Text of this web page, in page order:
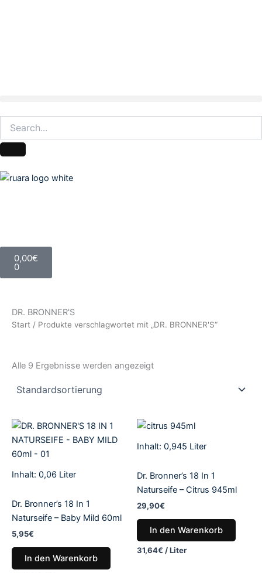
0,00€
0
Warenkorb
DR. BRONNER'S
Start / Produkte verschlagwortet mit „DR. BRONNER'S“
Alle 9 Ergebnisse werden angezeigt
Inhalt: 0,06 Liter
Dr. Bronner’s 18 In 1
Naturseife – Baby Mild 60ml
5,95€
In den Warenkorb
Inhalt: 0,945 Liter
Dr. Bronner’s 18 In 1
Naturseife – Citrus 945ml
29,90€
In den Warenkorb
31,64€ /Liter